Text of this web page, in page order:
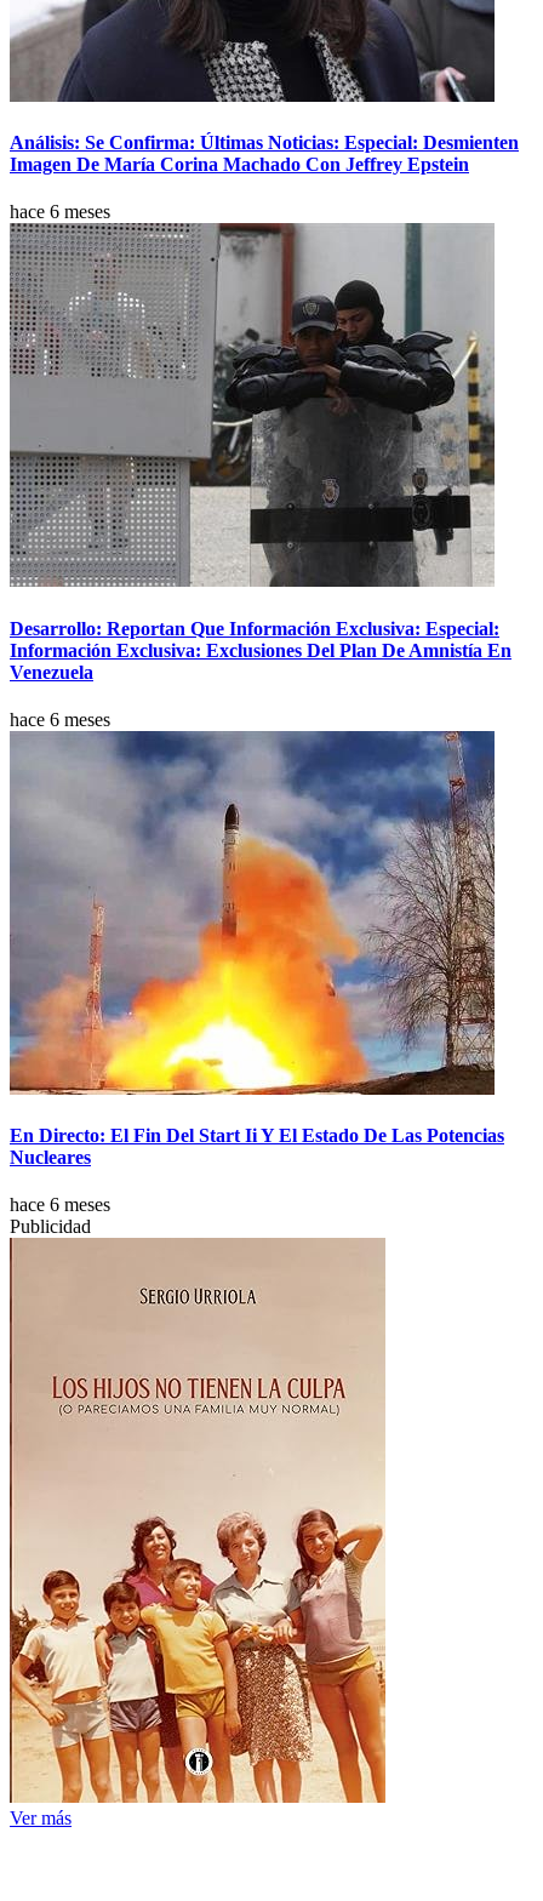
Análisis: Se Confirma: Últimas Noticias: Especial: Desmienten
Imagen De María Corina Machado Con Jeffrey Epstein
hace 6 meses
Desarrollo: Reportan Que Información Exclusiva: Especial:
Información Exclusiva: Exclusiones Del Plan De Amnistía En
Venezuela
hace 6 meses
En Directo: El Fin Del Start Ii Y El Estado De Las Potencias
Nucleares
hace 6 meses
Publicidad
Ver más